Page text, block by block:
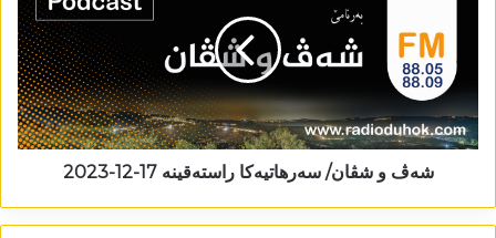
شەڤ و شڤان/ سەرھاتیەکا راستەقینە 17-12-2023